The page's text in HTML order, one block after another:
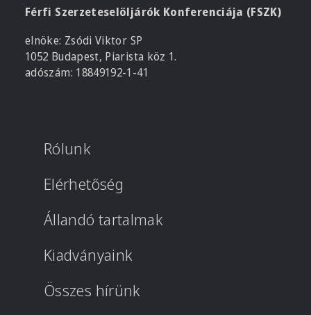
Férfi Szerzeteselöljárók Konferenciája (FSZK)
elnöke: Zsódi Viktor SP
1052 Budapest, Piarista köz 1.
adószám: 18849192-1-41
Rólunk
Elérhetőség
Állandó tartalmak
Kiadványaink
Összes hírünk